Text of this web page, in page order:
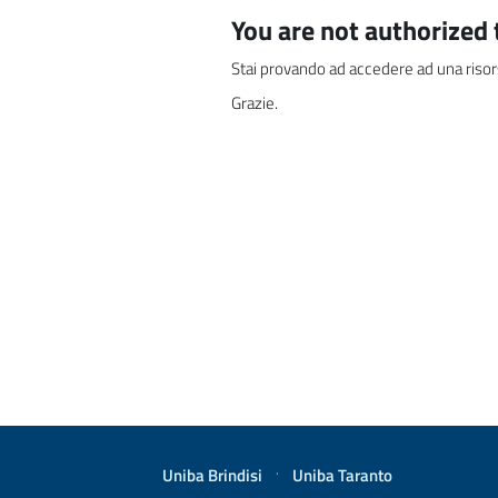
You are not
Stai provando ad accedere ad una
Grazie.
Uniba Brindisi · Uniba Taranto